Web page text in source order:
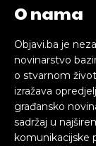
O nama
Objavi.ba je
novinarstvo
o stvarnom
izražava
građansko
sadržaj u
komunikacijske